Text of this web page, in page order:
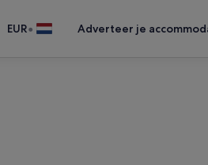
EUR• Adverteer je